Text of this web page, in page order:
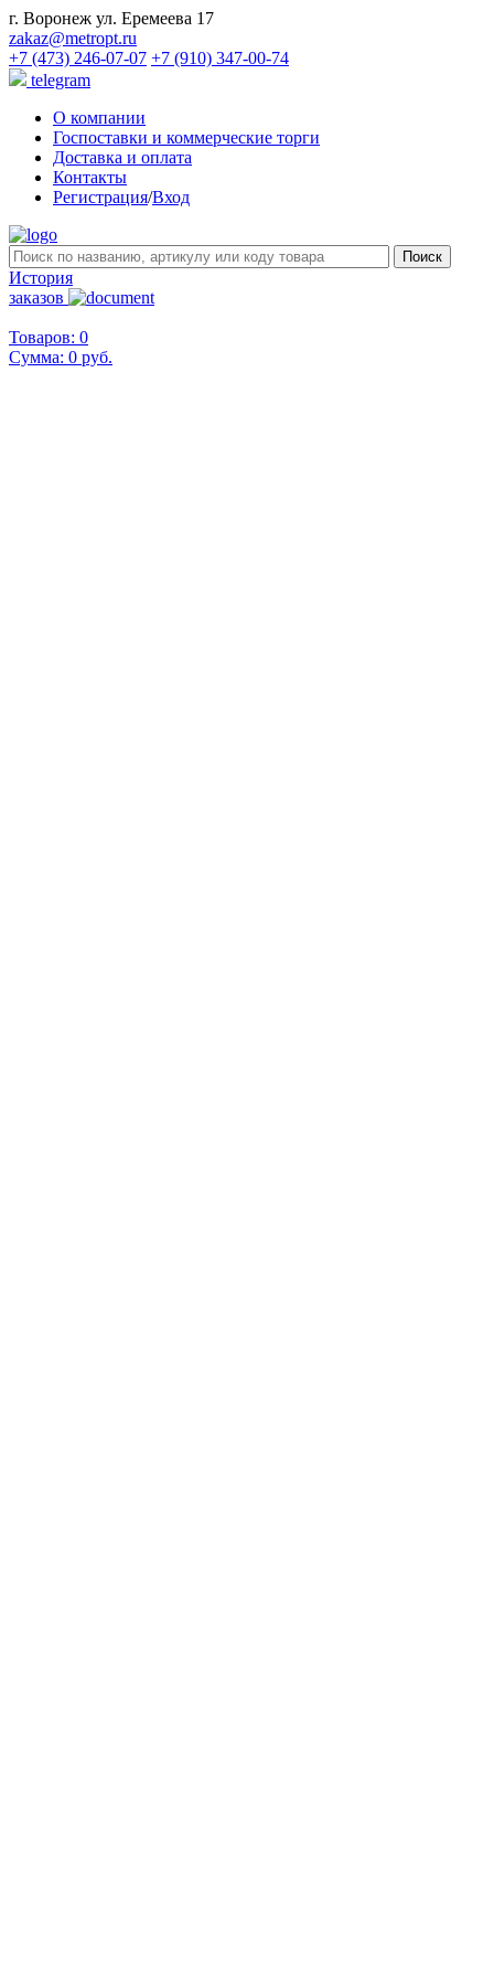
г. Воронеж ул. Еремеева 17
zakaz@metropt.ru
+7 (473) 246-07-07 +7 (910) 347-00-74
telegram
О компании
Госпоставки и коммерческие торги
Доставка и оплата
Контакты
Регистрация/Вход
История
заказов
Товаров: 0
Сумма: 0 руб.